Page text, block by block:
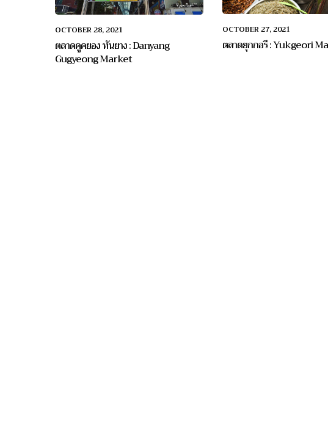
OCTOBER 28, 2021
ตลาดคูคยอง ทันยาง : Danyang
Gugyeong Market
OCTOBER 27, 2021
ตลาดยุกกอรี : Yukgeori